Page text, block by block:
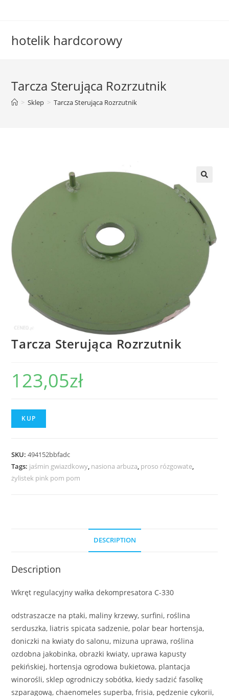
hotelik hardcorowy
Tarcza Sterująca Rozrzutnik
> Sklep > Tarcza Sterująca Rozrzutnik
Tarcza Sterująca Rozrzutnik
123,05zł
KUP
SKU:494152bbfadc
Tags: jaśmin gwiazdkowy, nasiona arbuza, proso rózgowate,
żylistek pink pom pom
DESCRIPTION
Description
Wkręt regulacyjny wałka dekompresatora C-330
odstraszacze na ptaki, maliny krzewy, surfini, roślina
serduszka, liatris spicata sadzenie, polar bear hortensja,
doniczki na kwiaty do salonu, mizuna uprawa, roślina
ozdobna jakobinka, obrazki kwiaty, uprawa kapusty
pekińskiej, hortensja ogrodowa bukietowa, plantacja
winorośli, sklep ogrodniczy sobótka, kiedy sadzić fasolkę
szparagową, chaenomeles superba, frisia, pędzenie cykorii,